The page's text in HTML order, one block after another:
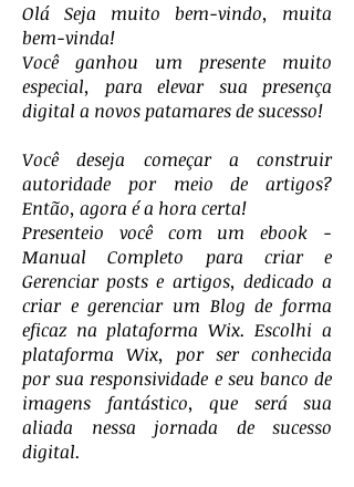
Olá Seja muito bem-vindo, muita
bem-vinda!
Você ganhou um presente muito
especial, para elevar sua presença
digital a novos patamares de sucesso!
Você deseja começar a construir
autoridade por meio de artigos?
Então, agora é a hora certa!
Presenteio você com um ebook -
Manual Completo para criar e
Gerenciar posts e artigos, dedicado a
criar e gerenciar um Blog de forma
eficaz na plataforma Wix. Escolhi a
plataforma Wix, por ser conhecida
por sua responsividade e seu banco de
imagens fantástico, que será sua
aliada nessa jornada de sucesso
digital.